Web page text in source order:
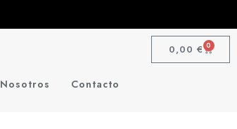
0,00 € 0
Nosotros Contacto